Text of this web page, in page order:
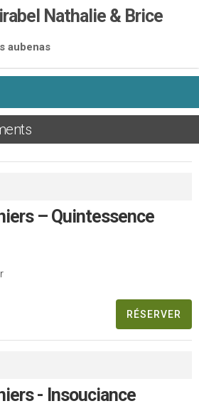
Nathalie & Brice
aubenas
– Quintessence
RÉSERVER
- Insouciance